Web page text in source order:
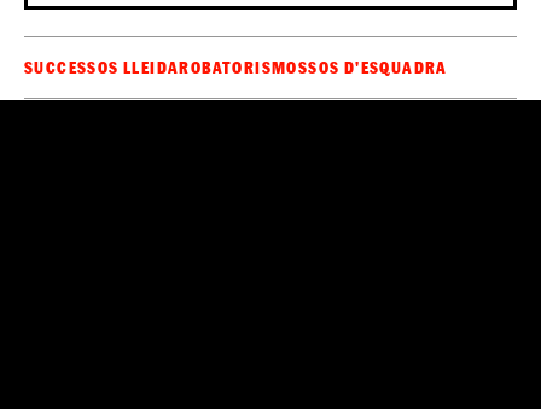
SUCCESSOS LLEIDAROBATORISMOSSOS D'ESQUADRA